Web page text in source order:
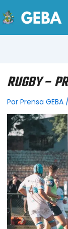
RUGBY –
Por Prensa GEBA /